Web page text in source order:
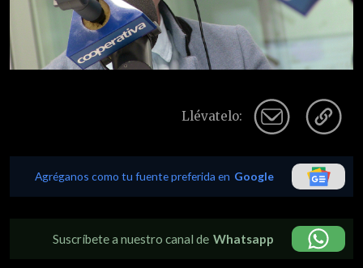
Llévatelo:
Agréganos como tu fuente preferida en Google
Suscríbete a nuestro canal de Whatsapp